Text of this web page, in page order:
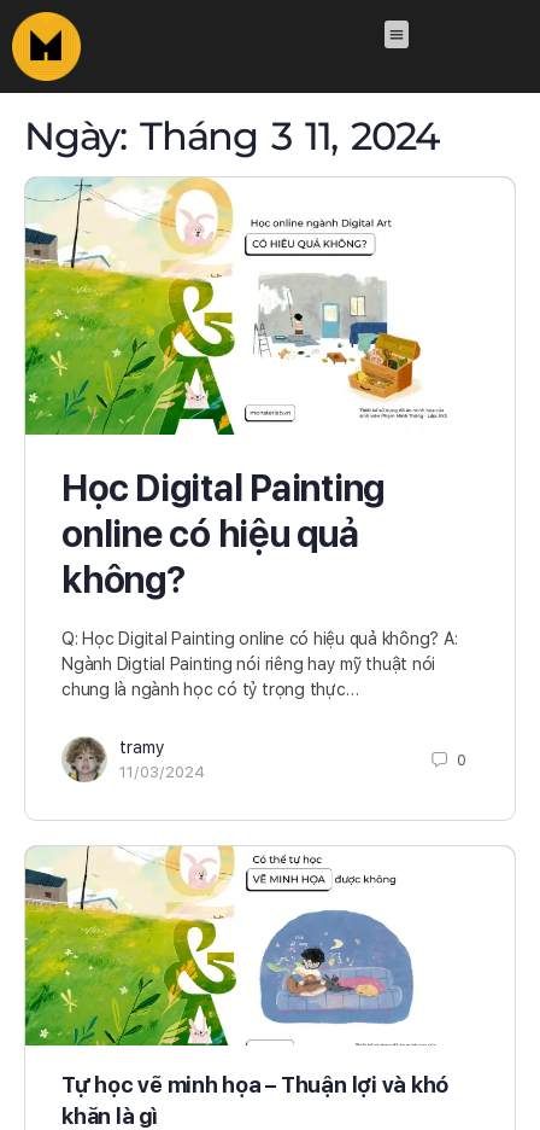
Ngày: Tháng 3 11, 2024
Học Digital Painting
online có hiệu quả
không?
Q: Học Digital Painting online có hiệu quả không? A:
Ngành Digtial Painting nói riêng hay mỹ thuật nói
chung là ngành học có tỷ trọng thực…
tramy
11/03/2024
0
Tự học vẽ minh họa – Thuận lợi và khó
khăn là gì